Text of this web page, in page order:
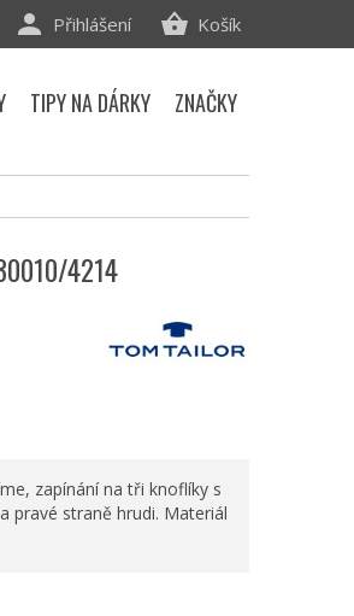
4214
zapínání na tři knoflíky s
pravé straně hrudi. Materiál
Košík
Přihlášení
TIPY NA DÁRKY ZNAČKY